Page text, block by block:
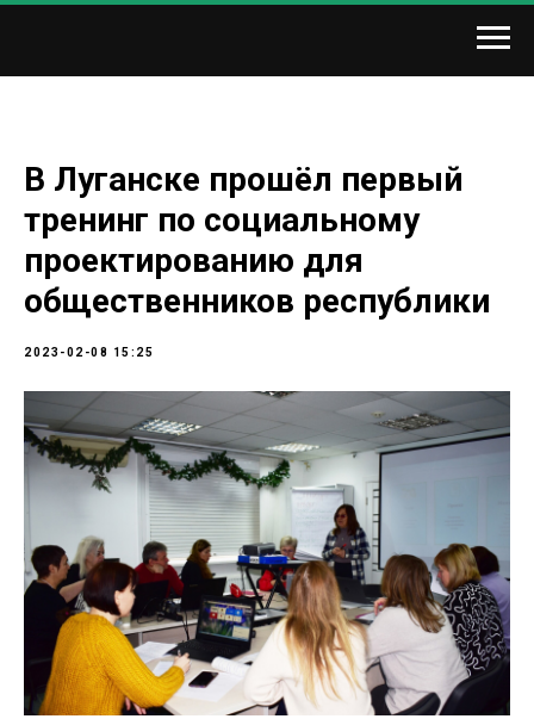
В Луганске прошёл первый
тренинг по социальному
проектированию для
общественников республики
2023-02-08 15:25